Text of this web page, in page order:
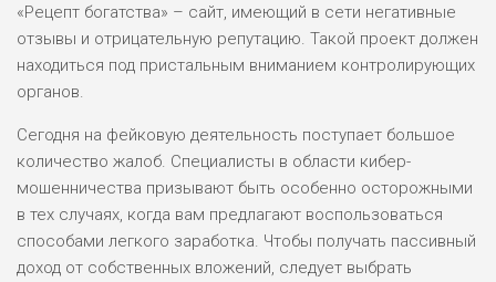
«Рецепт богатства» – сайт, имеющий в сети негативные
отзывы и отрицательную репутацию. Такой проект должен
находиться под пристальным вниманием контролирующих
органов.
Сегодня на фейковую деятельность поступает большое
количество жалоб. Специалисты в области кибер-
мошенничества призывают быть особенно осторожными
в тех случаях, когда вам предлагают воспользоваться
способами легкого заработка. Чтобы получать пассивный
доход от собственных вложений, следует выбрать